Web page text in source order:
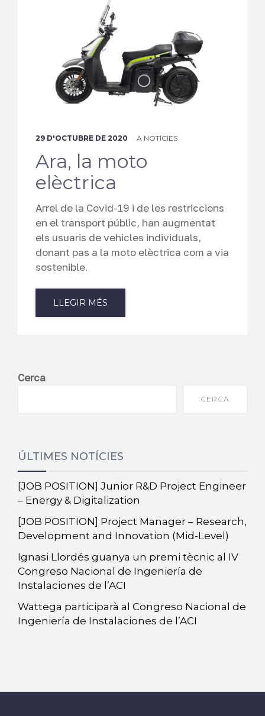
29 D'OCTUBRE DE 2020 A NOTÍCIES
Ara, la moto
elèctrica
Arrel de la Covid-19 i de les restriccions
en el transport públic, han augmentat
els usuaris de vehicles individuals,
donant pas a la moto elèctrica com a via
sostenible.
LLEGIR MÉS
Cerca
CERCA
ÚLTIMES NOTÍCIES
[JOB POSITION] Junior R&D Project Engineer
– Energy & Digitalization
[JOB POSITION] Project Manager – Research,
Development and Innovation (Mid-Level)
Ignasi Llordés guanya un premi tècnic al IV
Congreso Nacional de Ingeniería de
Instalaciones de l’ACI
Wattega participarà al Congreso Nacional de
Ingeniería de Instalaciones de l’ACI